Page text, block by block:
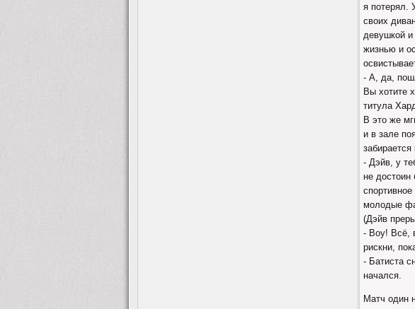
я потерял.
своих
девушкой
жизнью и
- А, да,
Вы хотите
титула
В это же
и в зале
- Дэйв, у
не
молодые
(Дэйв
- Воу! Всё,
рискни,
- Батиста
начался.
Матч один